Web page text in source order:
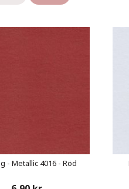
- Metallic 4016 - Röd